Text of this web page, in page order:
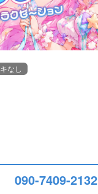
なし
090-7409-2132